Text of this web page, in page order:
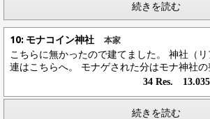
続きを読む
10: モナコイン神社 本家
こちらに無かったので建てました。 神社（
連はこちらへ。 モナゲされた分はモナ神社の
34 Res.
続きを読む